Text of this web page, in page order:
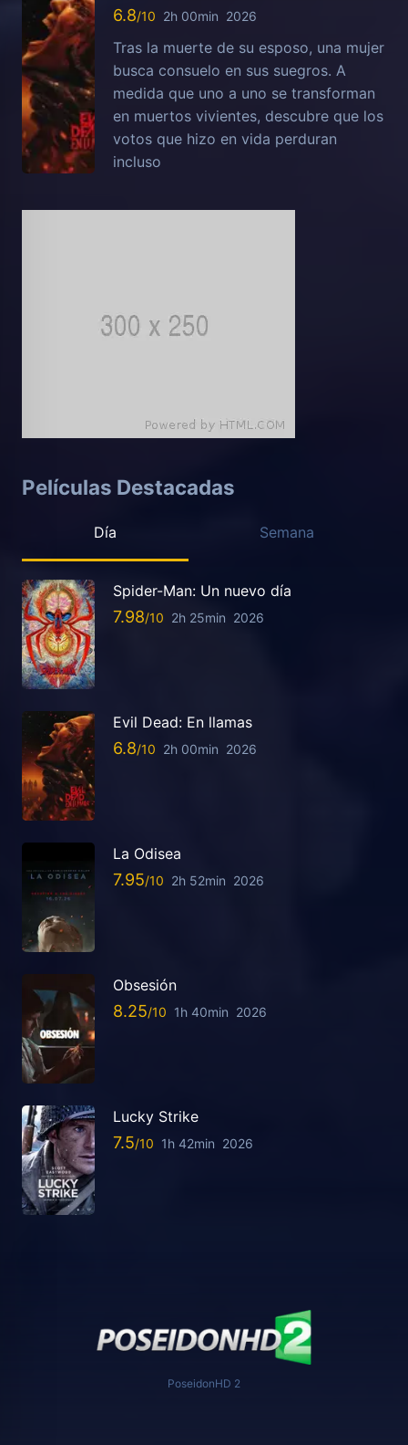
6.8 2h 00min 2026
Tras la muerte de su esposo, una mujer
busca consuelo en sus suegros. A
medida que uno a uno se transforman
en muertos vivientes, descubre que los
votos que hizo en vida perduran
incluso
Películas Destacadas
Día Semana
Spider-Man: Un nuevo día
7.98 2h 25min 2026
Evil Dead: En llamas
6.8 2h 00min 2026
La Odisea
7.95 2h 52min 2026
Obsesión
8.25 1h 40min 2026
Lucky Strike
7.5 1h 42min 2026
PoseidonHD 2